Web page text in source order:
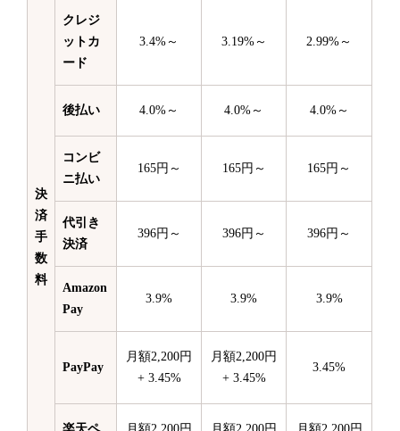
決
済
手
数
料
クレジ
ットカ
ード
3.4%～ 3.19%～ 2.99%～
後払い 4.0%～ 4.0%～ 4.0%～
コンビ
ニ払い
165円～ 165円～ 165円～
代引き
決済
396円～ 396円～ 396円～
Amazon
Pay
3.9% 3.9% 3.9%
PayPay
月額2,200円
+ 3.45%
月額2,200円
+ 3.45%
3.45%